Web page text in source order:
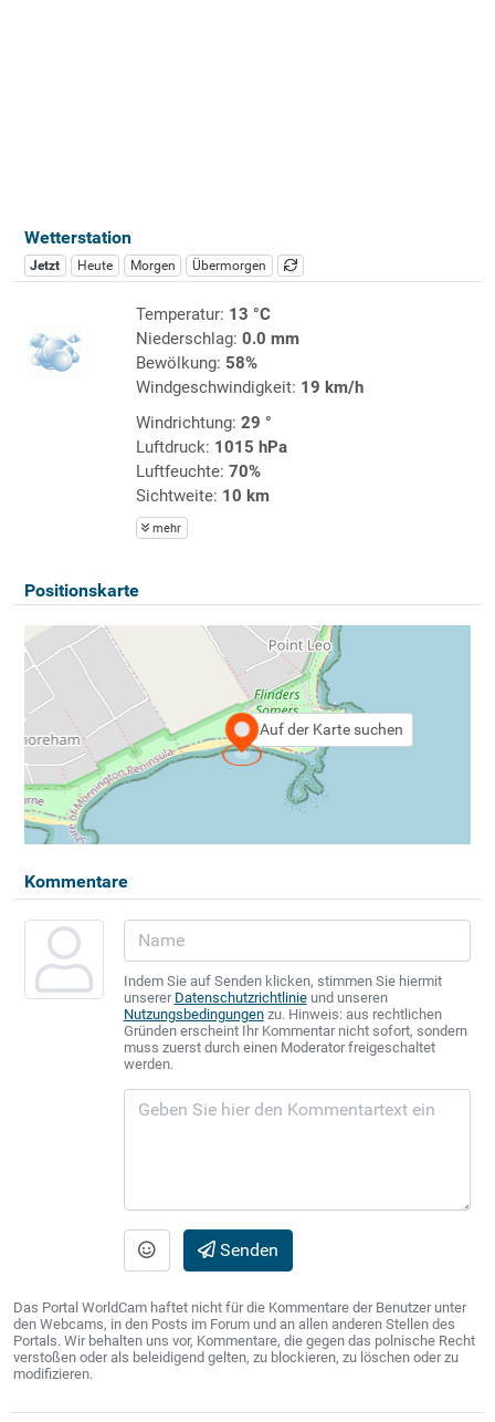
Wetterstation
Jetzt Heute Morgen Übermorgen
Temperatur: 13 °C
Niederschlag: 0.0 mm
Bewölkung: 58%
Windgeschwindigkeit: 19 km/h
Windrichtung: 29 °
Luftdruck: 1015 hPa
Luftfeuchte: 70%
Sichtweite: 10 km
mehr
Positionskarte
Auf der Karte suchen
Kommentare
Indem Sie auf Senden klicken, stimmen Sie hiermit
unserer Datenschutzrichtlinieund unseren
Nutzungsbedingungenzu. Hinweis: aus rechtlichen
Gründen erscheint Ihr Kommentar nicht sofort, sondern
muss zuerst durch einen Moderator freigeschaltet
werden.
Senden
Das Portal WorldCam haftet nicht für die Kommentare der Benutzer unter
den Webcams, in den Posts im Forum und an allen anderen Stellen des
Portals. Wir behalten uns vor, Kommentare, die gegen das polnische Recht
verstoßen oder als beleidigend gelten, zu blockieren, zu löschen oder zu
modifizieren.